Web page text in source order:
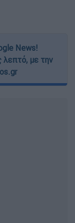
News!
λεπτό, με την